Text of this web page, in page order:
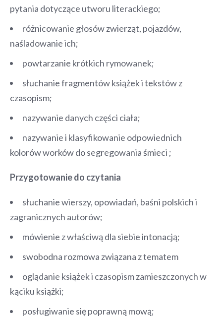
pytania dotyczące utworu literackiego;
różnicowanie głosów zwierząt, pojazdów,
naśladowanie ich;
powtarzanie krótkich rymowanek;
słuchanie fragmentów książek i tekstów z
czasopism;
nazywanie danych części ciała;
nazywanie i klasyfikowanie odpowiednich
kolorów worków do segregowania śmieci ;
Przygotowanie do czytania
słuchanie wierszy, opowiadań, baśni polskich i
zagranicznych autorów;
mówienie z właściwą dla siebie intonacją;
swobodna rozmowa związana z tematem
oglądanie książek i czasopism zamieszczonych w
kąciku książki;
posługiwanie się poprawną mową;